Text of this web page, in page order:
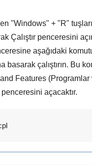
"Windows" + "R"
Çalıştır penceresini
aşağıdaki
basarak çalıştırın. Bu
Features (Programlar
penceresini açacaktır.